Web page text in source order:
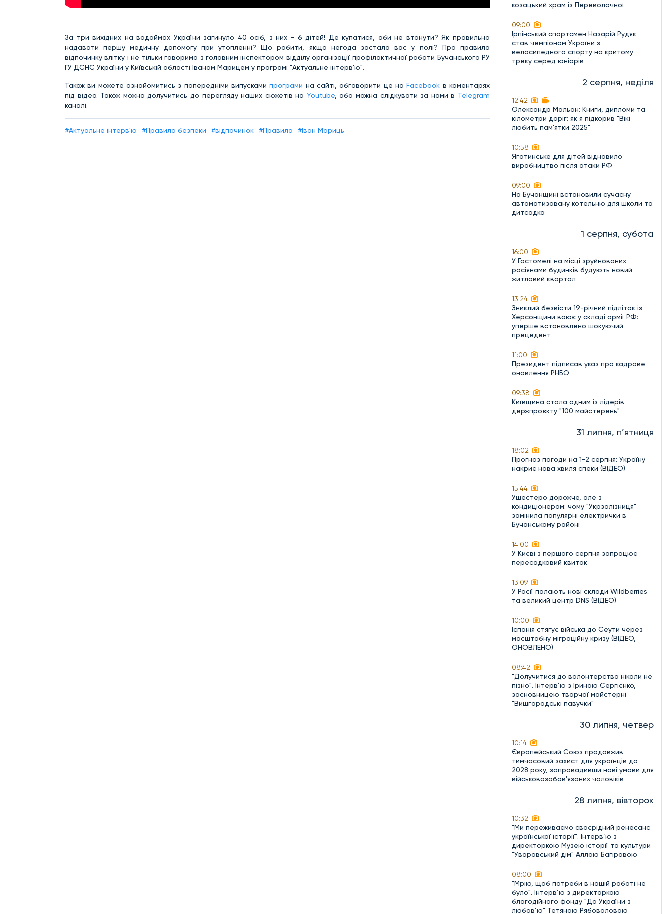
За три вихідних на водоймах України загинуло 40 осіб, з них - 6 дітей! Де купатися, аби не втонути? Як правильно
надавати першу медичну допомогу при утопленні? Що робити, якщо негода застала вас у полі? Про правила
відпочинку влітку і не тільки говоримо з головним інспектором відділу організації профілактичної роботи Бучанського РУ
ГУ ДСНС України у Київській області Іваном Марицем у програмі "Актуальне інтерв'ю".
Також ви можете ознайомитись з попередніми випускамипрограми на сайті, обговорити це наFacebook в коментарях
під відео. Також можна долучитись до перегляду наших сюжетів на Youtube, або можна слідкувати за нами в Telegram
каналі.
#Актуальне інтерв'ю #Правила безпеки #відпочинок #Правила #Іван Мариць
козацький храм із Переволочної
09:00
Ірпінський спортсмен Назарій Рудяк
став чемпіоном України з
велосипедного спорту на критому
треку серед юніорів
2 серпня, неділя
12:42
Олександр Мальон: Книги, дипломи та
кілометри доріг: як я підкорив "Вікі
любить пам'ятки 2025"
10:58
Яготинське для дітей відновило
виробництво після атаки РФ
09:00
На Бучанщині встановили сучасну
автоматизовану котельню для школи та
дитсадка
1 серпня, субота
16:00
У Гостомелі на місці зруйнованих
росіянами будинків будують новий
житловий квартал
13:24
Зниклий безвісти 19-річний підліток із
Херсонщини воює у складі армії РФ:
уперше встановлено шокуючий
прецедент
11:00
Президент підписав указ про кадрове
оновлення РНБО
09:38
Київщина стала одним із лідерів
держпроєкту "100 майстерень"
31 липня, п’ятниця
18:02
Прогноз погоди на 1-2 серпня: Україну
накриє нова хвиля спеки (ВІДЕО)
15:44
Ушестеро дорожче, але з
кондиціонером: чому "Укрзалізниця"
замінила популярні електрички в
Бучанському районі
14:00
У Києві з першого серпня запрацює
пересадковий квиток
13:09
У Росії палають нові склади Wildberries
та великий центр DNS (ВІДЕО)
10:00
Іспанія стягує війська до Сеути через
масштабну міграційну кризу (ВІДЕО,
ОНОВЛЕНО)
08:42
"Долучитися до волонтерства ніколи не
пізно". Інтерв’ю з Іриною Сергієнко,
засновницею творчої майстерні
"Вишгородські павучки"
30 липня, четвер
10:14
Європейський Союз продовжив
тимчасовий захист для українців до
2028 року, запровадивши нові умови для
військовозобов'язаних чоловіків
28 липня, вівторок
10:32
"Ми переживаємо своєрідний ренесанс
української історії". Інтерв’ю з
директоркою Музею історії та культури
"Уваровський дім" Аллою Багіровою
08:00
"Мрію, щоб потреби в нашій роботі не
було". Інтерв’ю з директоркою
благодійного фонду "До України з
любов’ю" Тетяною Рябоволовою